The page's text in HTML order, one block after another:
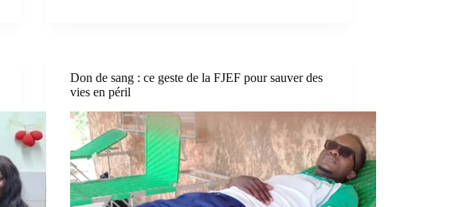
Don de sang : ce geste de la FJEF pour sauver des
vies en péril